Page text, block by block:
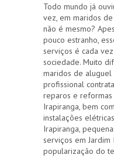
Todo mundo já
vez, em maridos
não é mesmo?
pouco estranho,
serviços é cada
sociedade. Muito
maridos de aluguel
profissional
reparos e reformas
Irapiranga, bem
instalações
Irapiranga,
serviços em
popularização do